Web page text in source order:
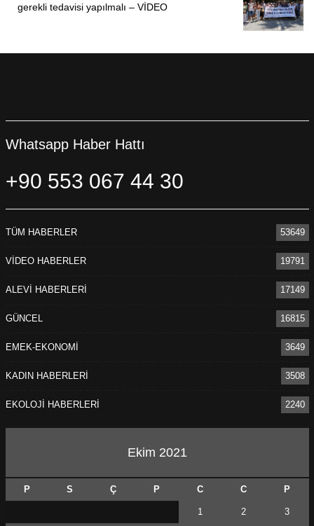
gerekli tedavisi yapılmalı – VİDEO
Whatsapp Haber Hattı
+90 553 067 44 30
TÜM HABERLER 53649
VİDEO HABERLER 19791
ALEVİ HABERLERİ 17149
GÜNCEL 16815
EMEK-EKONOMİ 3649
KADIN HABERLERİ 3508
EKOLOJİ HABERLERİ 2240
Ekim 2021
P S Ç P C C P
1 2 3